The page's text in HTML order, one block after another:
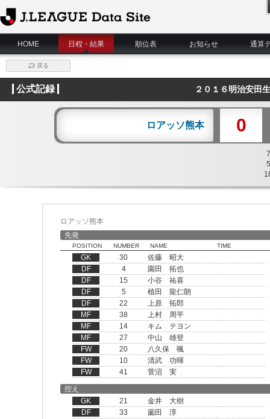
J.League Data Site
HOME
日程・結果 順位表 お知らせ 通算
戻る
公式記録 ２０１６明治安田
ロアッソ熊本 0
7
5
ロアッソ熊本
先発
POSITION NUMBER NAME TIME
GK 30
佐藤 昭大
DF
4
園田 拓也
DF
15
小谷 祐喜
DF
5
植田 龍仁朗
DF
22
上原 拓郎
MF
38
上村 周平
MF
14
キム テヨン
MF
27
中山 雄登
FW
20
八久保 颯
FW
10
清武 功暉
FW
41
菅沼 実
控え
GK
21
金井 大樹
DF
33
薗田 淳